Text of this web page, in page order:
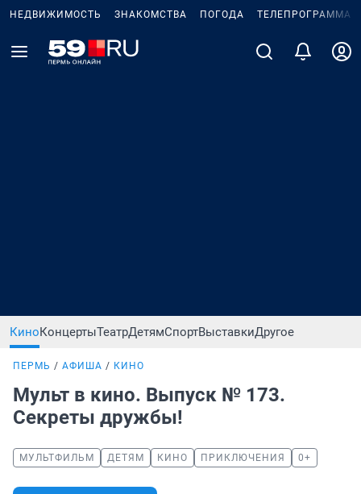
НЕДВИЖИМОСТЬ ЗНАКОМСТВА ПОГОДА ТЕЛЕПРОГРАММА
КиноКонцертыТеатрДетямСпортВыставкиДругое
ПЕРМЬ АФИША КИНО
Мульт в кино. Выпуск № 173.
Секреты дружбы!
МУЛЬТФИЛЬМ ДЕТЯМ КИНО ПРИКЛЮЧЕНИЯ 0+